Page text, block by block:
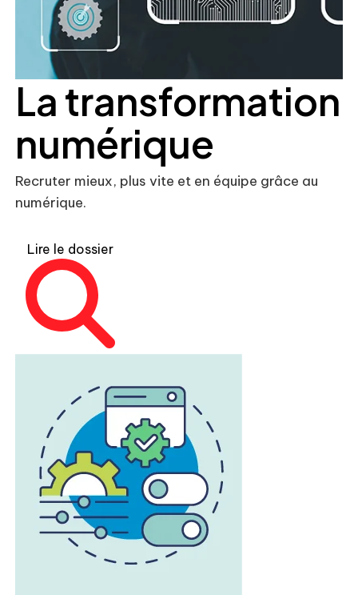
La transformation
numérique
Recruter mieux, plus vite et en équipe grâce au
numérique.
Lire le dossier